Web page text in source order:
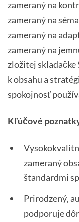
zameraný na
zameraný na
zameraný na
zameraný na
zložitej
k obsahu a
spokojnosť
Kľúčové
zameraný
štandardmi
Prirodzený,
podporuje